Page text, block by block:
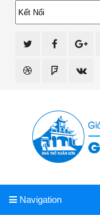
Navigation